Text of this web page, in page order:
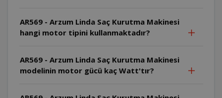
AR569 - Arzum Linda Saç Kurutma Makinesi
hangi motor tipini kullanmaktadır?
AR569 - Arzum Linda Saç Kurutma Makinesi
modelinin motor gücü kaç Watt'tır?